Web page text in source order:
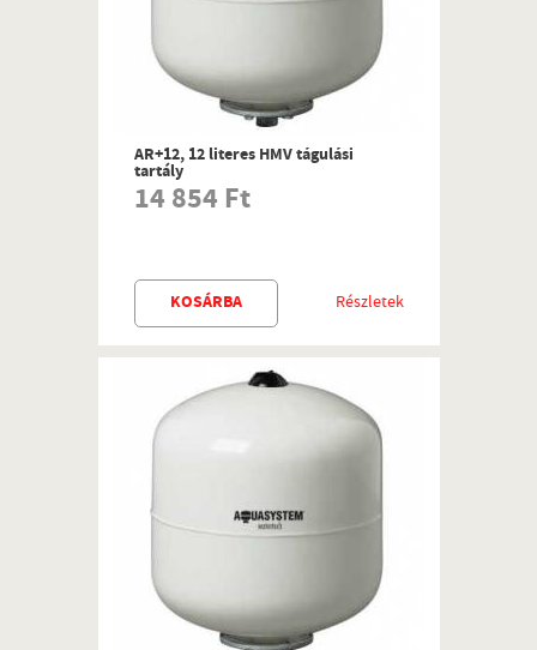
AR+12, 12 literes HMV tágulási
tartály
14 854 Ft
Részletek
KOSÁRBA